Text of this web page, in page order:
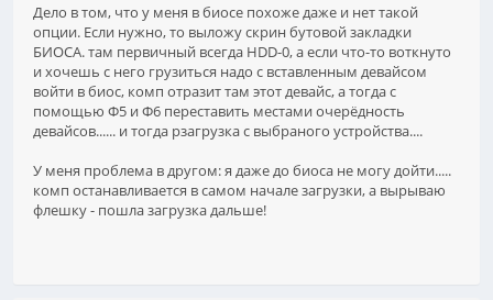
Дело в том, что у меня в биосе похоже даже и нет такой
опции. Если нужно, то выложу скрин бутовой закладки
БИОСА. там первичный всегда HDD-0, а если что-то воткнуто
и хочешь с него грузиться надо с вставленным девайсом
войти в биос, комп отразит там этот девайс, а тогда с
помощью Ф5 и Ф6 переставить местами очерёдность
девайсов...... и тогда pзагрузка с выбраного устройства....
У меня проблема в другом: я даже до биоса не могу дойти.....
комп останавливается в самом начале загрузки, а вырываю
флешку - пошла загрузка дальше!